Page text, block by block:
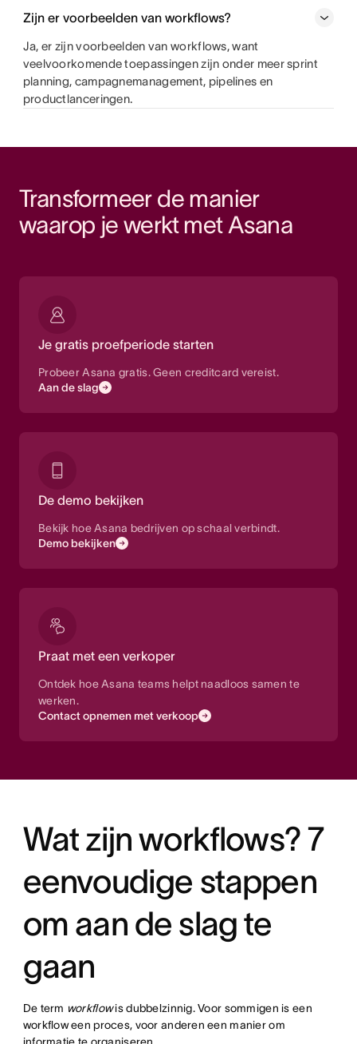
Zijn er voorbeelden van workflows?
Ja, er zijn voorbeelden van workflows, want
veelvoorkomende toepassingen zijn onder meer sprint
planning, campagnemanagement, pipelines en
productlanceringen.
Transformeer de manier
waarop je werkt met Asana
Je gratis proefperiode starten
Probeer Asana gratis. Geen creditcard vereist.
Aan de slag
De demo bekijken
Bekijk hoe Asana bedrijven op schaal verbindt.
Demo bekijken
Praat met een verkoper
Ontdek hoe Asana teams helpt naadloos samen te
werken.
Contact opnemen met verkoop
Wat zijn workflows? 7
eenvoudige stappen
om aan de slag te
gaan
De term workflowis dubbelzinnig. Voor sommigen is een
workflow een proces, voor anderen een manier om